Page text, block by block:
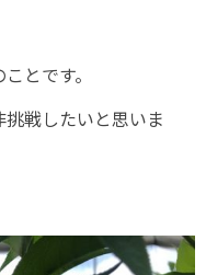
とです。
戦したいと思いま